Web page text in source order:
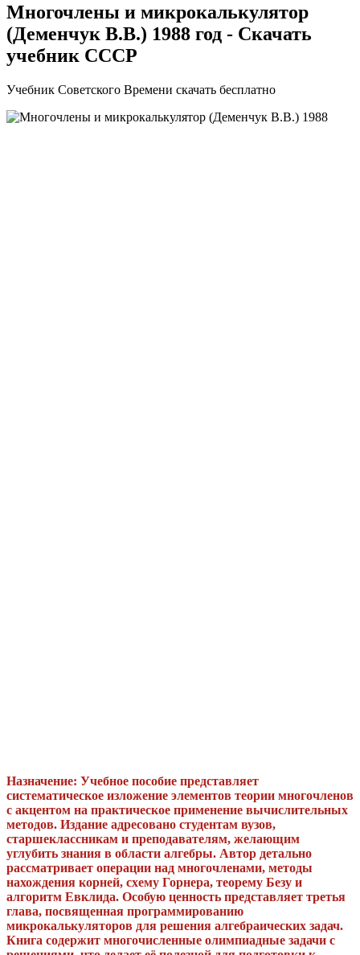
Многочлены и микрокалькулятор
(Деменчук В.В.) 1988 год - Скачать
учебник СССР
Учебник Советского Времени скачать бесплатно
Назначение: Учебное пособие представляет
систематическое изложение элементов теории многочленов
с акцентом на практическое применение вычислительных
методов. Издание адресовано студентам вузов,
старшеклассникам и преподавателям, желающим
углубить знания в области алгебры. Автор детально
рассматривает операции над многочленами, методы
нахождения корней, схему Горнера, теорему Безу и
алгоритм Евклида. Особую ценность представляет третья
глава, посвященная программированию
микрокалькуляторов для решения алгебраических задач.
Книга содержит многочисленные олимпиадные задачи с